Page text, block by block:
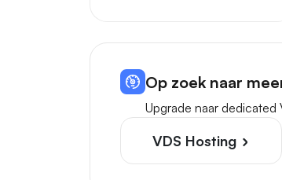
Op zoek naar
Upgrade naar
VDS Hosting